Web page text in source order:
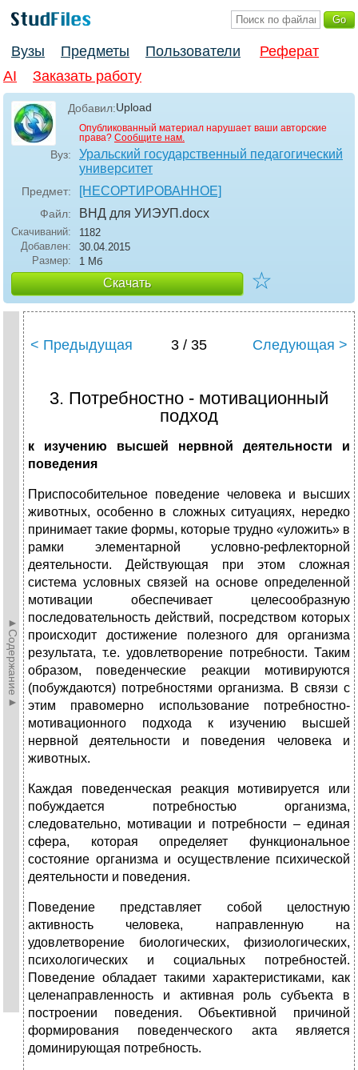
Вузы Предметы Пользователи
Реферат
AI
Заказать работу
Добавил:Upload
Опубликованный материал нарушает ваши авторские
права? Сообщите нам.
Вуз:
Уральский государственный педагогический
университет
Предмет: [НЕСОРТИРОВАННОЕ]
Файл: ВНД для УИЭУП .docx
Скачиваний:
1182
Добавлен:
30.04.2015
Размер:
1 Мб
Скачать ☆
►Содержание►
< Предыдущая 3 / 35 Следующая >
3. Потребностно - мотивационный
подход
к изучению высшей нервной деятельности и
поведения
Приспособительное поведение человека и высших
животных, особенно в сложных ситуациях, нередко
принимает такие формы, которые трудно «уложить» в
рамки элементарной условно-рефлекторной
деятельности. Действующая при этом сложная
система условных связей на основе определенной
мотивации обеспечивает целесообразную
последовательность действий, посредством которых
происходит достижение полезного для организма
результата, т.е. удовлетворение потребности. Таким
образом, поведенческие реакции мотивируются
(побуждаются) потребностями организма. В связи с
этим правомерно использование потребностно-
мотивационного подхода к изучению высшей
нервной деятельности и поведения человека и
животных.
Каждая поведенческая реакция мотивируется или
побуждается потребностью организма,
следовательно, мотивации и потребности – единая
сфера, которая определяет функциональное
состояние организма и осуществление психической
деятельности и поведения.
Поведение представляет собой целостную
активность человека, направленную на
удовлетворение биологических, физиологических,
психологических и социальных потребностей.
Поведение обладает такими характеристиками, как
целенаправленность и активная роль субъекта в
построении поведения. Объективной причиной
формирования поведенческого акта является
доминирующая потребность.